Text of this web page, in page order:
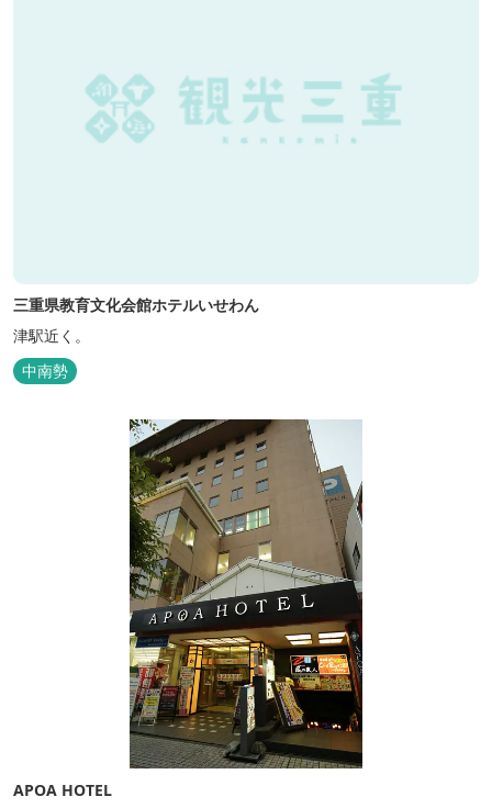
三重県教育文化会館ホテルいせわん
津駅近く。
中南勢
APOA HOTEL